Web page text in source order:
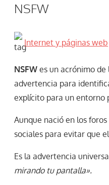
NSFW
Internet y páginas web
NSFW es un acrónimo de
advertencia para
explícito para un entorno
Aunque nació en los
sociales para evitar que
Es la advertencia
mirando tu pantalla».